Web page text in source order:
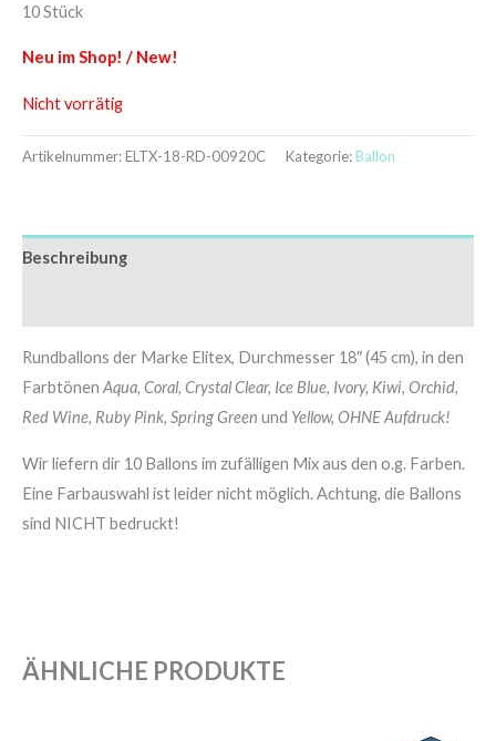
10 Stück
Neu im Shop! / New!
Nicht vorrätig
Artikelnummer:ELTX-18-RD-00920C Kategorie: Ballon
Beschreibung
Rundballons der Marke Elitex, Durchmesser 18″ (45 cm), in den
Farbtönen Aqua, Coral, Crystal Clear, Ice Blue, Ivory, Kiwi, Orchid,
Red Wine, Ruby Pink, Spring Green und Yellow, OHNE Aufdruck!
Wir liefern dir 10 Ballons im zufälligen Mix aus den o.g. Farben.
Eine Farbauswahl ist leider nicht möglich. Achtung, die Ballons
sind NICHT bedruckt!
ÄHNLICHE PRODUKTE